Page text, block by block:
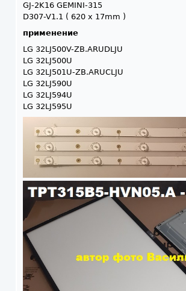
GJ-2K16 GEMINI-315
D307-V1.1 ( 620 x 17mm )
применение
LG 32LJ500V-ZB.ARUDLJU
LG 32LJ500U
LG 32LJ501U-ZB.ARUCLJU
LG 32LJ590U
LG 32LJ594U
LG 32LJ595U